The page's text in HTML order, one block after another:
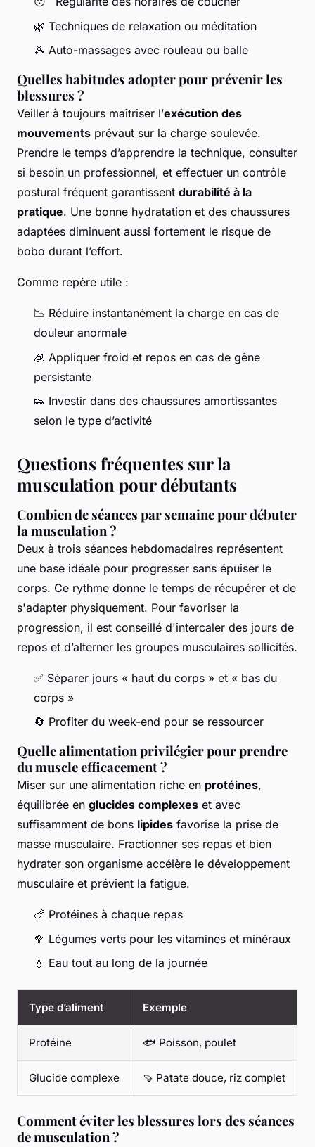
🌿 Techniques de relaxation ou méditation
🎾 Auto-massages avec rouleau ou balle
Quelles habitudes adopter pour prévenir les
blessures ?
Veiller à toujours maîtriser l’exécution des
mouvements prévaut sur la charge soulevée.
Prendre le temps d’apprendre la technique, consulter
si besoin un professionnel, et effectuer un contrôle
postural fréquent garantissent durabilité à la
pratique. Une bonne hydratation et des chaussures
adaptées diminuent aussi fortement le risque de
bobo durant l’effort.
Comme repère utile :
📉 Réduire instantanément la charge en cas de
douleur anormale
🧊 Appliquer froid et repos en cas de gêne
persistante
👟 Investir dans des chaussures amortissantes
selon le type d’activité
Questions fréquentes sur la
musculation pour débutants
Combien de séances par semaine pour débuter
la musculation ?
Deux à trois séances hebdomadaires représentent
une base idéale pour progresser sans épuiser le
corps. Ce rythme donne le temps de récupérer et de
s'adapter physiquement. Pour favoriser la
progression, il est conseillé d'intercaler des jours de
repos et d’alterner les groupes musculaires sollicités.
✅ Séparer jours « haut du corps » et « bas du
corps »
🔄 Profiter du week-end pour se ressourcer
Quelle alimentation privilégier pour prendre
du muscle efficacement ?
Miser sur une alimentation riche en protéines,
équilibrée en glucides complexes et avec
suffisamment de bons lipides favorise la prise de
masse musculaire. Fractionner ses repas et bien
hydrater son organisme accélère le développement
musculaire et prévient la fatigue.
🍗 Protéines à chaque repas
🥦 Légumes verts pour les vitamines et minéraux
💧 Eau tout au long de la journée
Type d’aliment Exemple
Protéine 🐟 Poisson, poulet
Glucide complexe 🍠 Patate douce, riz complet
Comment éviter les blessures lors des séances
de musculation ?